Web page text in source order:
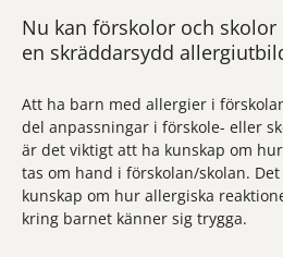
Nu kan förskolor och
en skräddarsydd
Att ha barn med allergier i
del anpassningar i förskole- eller
är det viktigt att ha kunskap om
tas om hand i förskolan/skolan.
kunskap om hur allergiska
kring barnet känner sig trygga.